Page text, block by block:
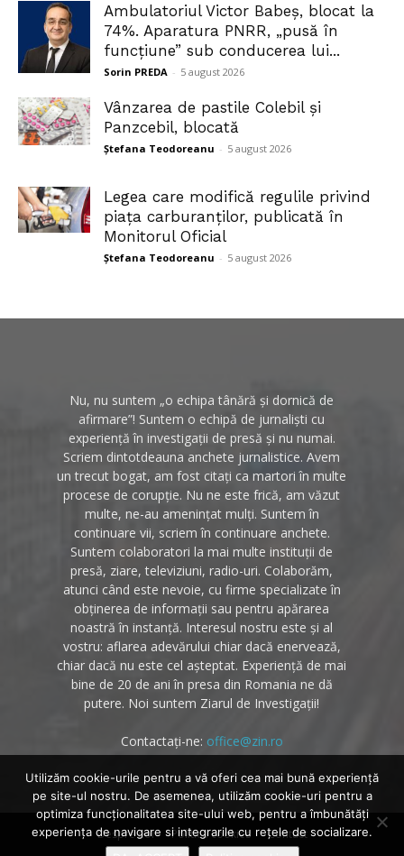
Ambulatoriul Victor Babeș, blocat la
74%. Aparatura PNRR, „pusă în
funcțiune” sub conducerea lui...
Sorin PREDA - 5 august 2026
Vânzarea de pastile Colebil și
Panzcebil, blocată
Ștefana Teodoreanu - 5 august 2026
Legea care modifică regulile privind
piața carburanților, publicată în
Monitorul Oficial
Ștefana Teodoreanu - 5 august 2026
Nu, nu suntem „o echipa tânără și dornică de
afirmare”! Suntem o echipă de jurnaliști cu
experiență în investigații de presă și nu numai.
Scriem dintotdeauna anchete jurnalistice. Avem
un trecut bogat, am fost citați ca martori în multe
procese de corupție. Nu ne este frică, am văzut
multe, ne-au amenințat mulți. Suntem în
continuare vii, scriem în continuare anchete.
Suntem colaboratori la mai multe instituții de
presă, ziare, televiziuni, radio-uri. Colaborăm,
atunci când este nevoie, cu firme specializate în
obținerea de informații sau pentru apărarea
noastră în instanță. Interesul nostru este și al
vostru: aflarea adevărului chiar dacă enervează,
chiar dacă nu este cel așteptat. Experiență de mai
bine de 20 de ani în presa din Romania ne dă
putere. Noi suntem Ziarul de Investigații!
Contactați-ne: office@zin.ro
Despre noi Politica cookies Contact
Utilizăm cookie-urile pentru a vă oferi cea mai bună experiență
pe site-ul nostru. De asemenea, utilizăm cookie-uri pentru a
optimiza funcţionalitatea site-ului web, pentru a îmbunătăţi
experienţa de navigare si integrarile cu reţele de socializare.